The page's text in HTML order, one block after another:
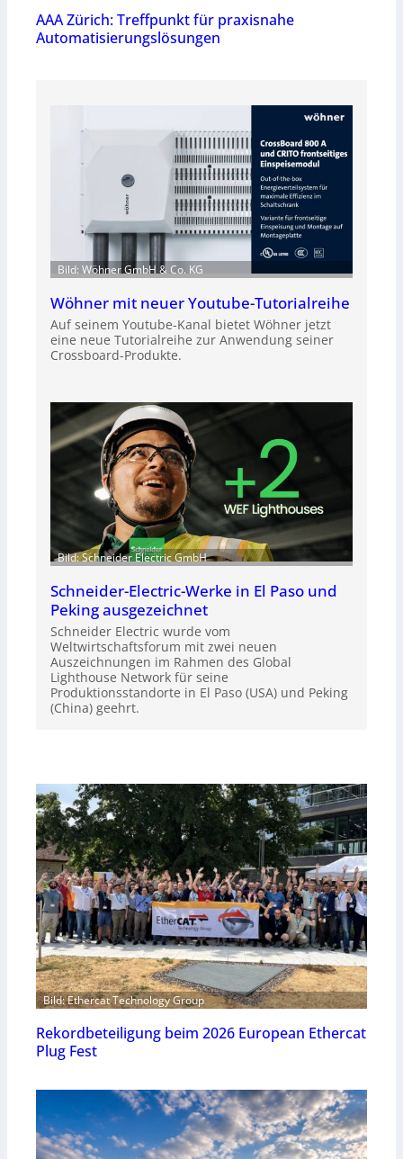
AAA Zürich: Treffpunkt für praxisnahe
Automatisierungslösungen
Bild: Wöhner GmbH & Co. KG
Wöhner mit neuer Youtube-Tutorialreihe
Auf seinem Youtube-Kanal bietet Wöhner jetzt
eine neue Tutorialreihe zur Anwendung seiner
Crossboard-Produkte.
Bild: Schneider Electric GmbH
Schneider-Electric-Werke in El Paso und
Peking ausgezeichnet
Schneider Electric wurde vom
Weltwirtschaftsforum mit zwei neuen
Auszeichnungen im Rahmen des Global
Lighthouse Network für seine
Produktionsstandorte in El Paso (USA) und Peking
(China) geehrt.
Bild: Ethercat Technology Group
Rekordbeteiligung beim 2026 European Ethercat
Plug Fest